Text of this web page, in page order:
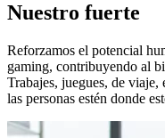
Nuestro fuerte
Reforzamos el potencial
gaming, contribuyendo al
Trabajes, juegues, de viaje,
las personas estén donde